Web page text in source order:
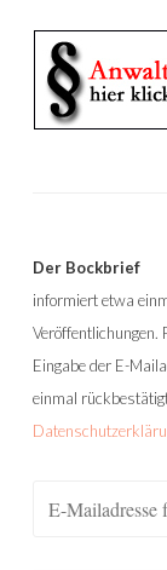
Der Bockbrief
informiert etwa
Veröffentlichungen.
Eingabe der E-
einmal